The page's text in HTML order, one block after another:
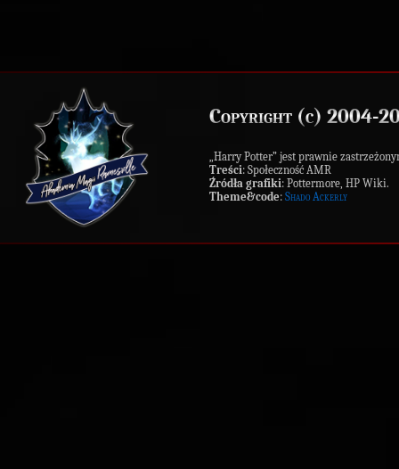
Copyright (c) 2004-
„Harry Potter” jest prawnie
Treści: Społeczność AMR
Źródła grafiki: Pottermore, HP Wiki.
Theme&code: Shado Ackerly